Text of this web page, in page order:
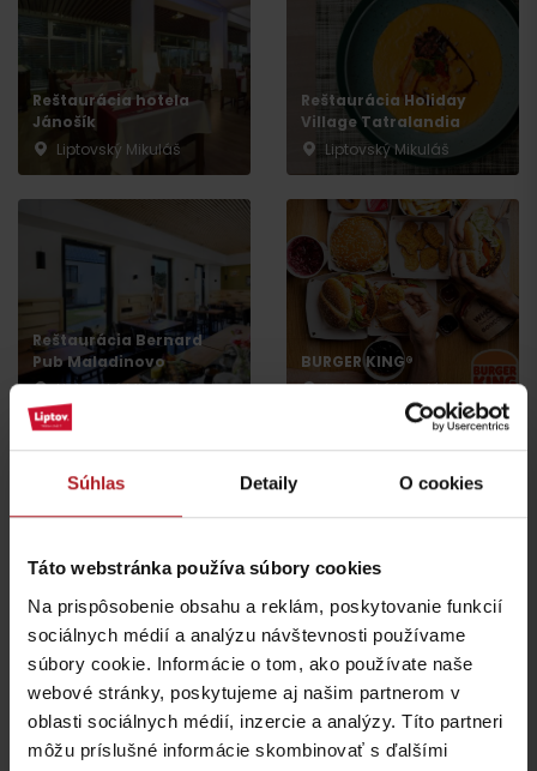
Súhlas Detaily O cookies
Táto webstránka používa súbory cookies
Na prispôsobenie obsahu a reklám, poskytovanie funkcií
sociálnych médií a analýzu návštevnosti používame
súbory cookie. Informácie o tom, ako používate naše
webové stránky, poskytujeme aj našim partnerom v
oblasti sociálnych médií, inzercie a analýzy. Títo partneri
môžu príslušné informácie skombinovať s ďalšími
Reštaurácia hotela
Jánošík
Liptovský Mikuláš
Reštaurácia Holiday
Village Tatralandia
Liptovský Mikuláš
Reštaurácia Bernard
Pub Maladinovo
Liptovský Mikuláš
BURGER KING®
Liptovský Mikuláš
Aktivity a relax v blízkosti:
Zábavné centrum
PARADOX
Predajňa AQUA MOTION
Príchod